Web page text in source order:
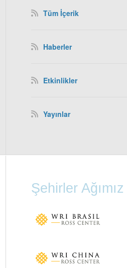
Tüm İçerik
Haberler
Etkinlikler
Yayınlar
Şehirler Ağımız